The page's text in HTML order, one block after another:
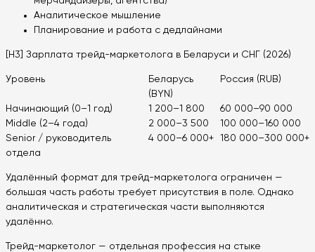
Аналитическое мышление
Планирование и работа с дедлайнами
[H3] Зарплата трейд-маркетолога в Беларуси и СНГ (2026)
Уровень
Беларусь
(BYN)
Россия (RUB)
Начинающий (0–1 год) 1 200–1 800
60 000–90 000
Middle (2–4 года)
2 000–3 500
100 000–160 000
Senior / руководитель
отдела
4 000–6 000+ 180 000–300 000+
Удалённый формат для трейд-маркетолога ограничен —
большая часть работы требует присутствия в поле. Однако
аналитическая и стратегическая части выполняются
удалённо.
Трейд-маркетолог — отдельная профессия на стыке